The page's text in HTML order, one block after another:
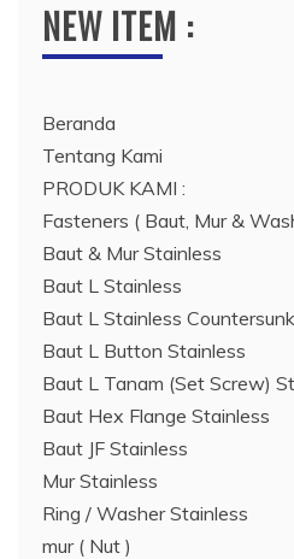
NEW ITEM :
Beranda
Tentang Kami
PRODUK KAMI :
Fasteners ( Baut, Mur &
Baut & Mur Stainless
Baut L Stainless
Baut L Stainless
Baut L Button Stainless
Baut L Tanam (Set Screw)
Baut Hex Flange Stainless
Baut JF Stainless
Mur Stainless
Ring / Washer Stainless
mur ( Nut )